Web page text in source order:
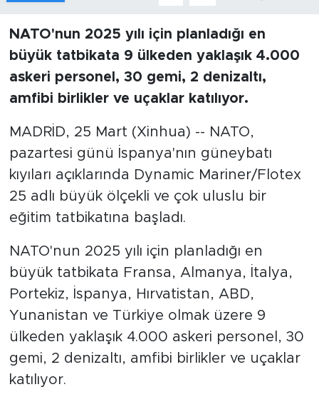
NATO'nun 2025 yılı için planladığı en
büyük tatbikata 9 ülkeden yaklaşık 4.000
askeri personel, 30 gemi, 2 denizaltı,
amfibi birlikler ve uçaklar katılıyor.
MADRİD, 25 Mart (Xinhua) -- NATO,
pazartesi günü İspanya'nın güneybatı
kıyıları açıklarında Dynamic Mariner/Flotex
25 adlı büyük ölçekli ve çok uluslu bir
eğitim tatbikatına başladı.
NATO'nun 2025 yılı için planladığı en
büyük tatbikata Fransa, Almanya, İtalya,
Portekiz, İspanya, Hırvatistan, ABD,
Yunanistan ve Türkiye olmak üzere 9
ülkeden yaklaşık 4.000 askeri personel, 30
gemi, 2 denizaltı, amfibi birlikler ve uçaklar
katılıyor.
Xinhua Türkiye